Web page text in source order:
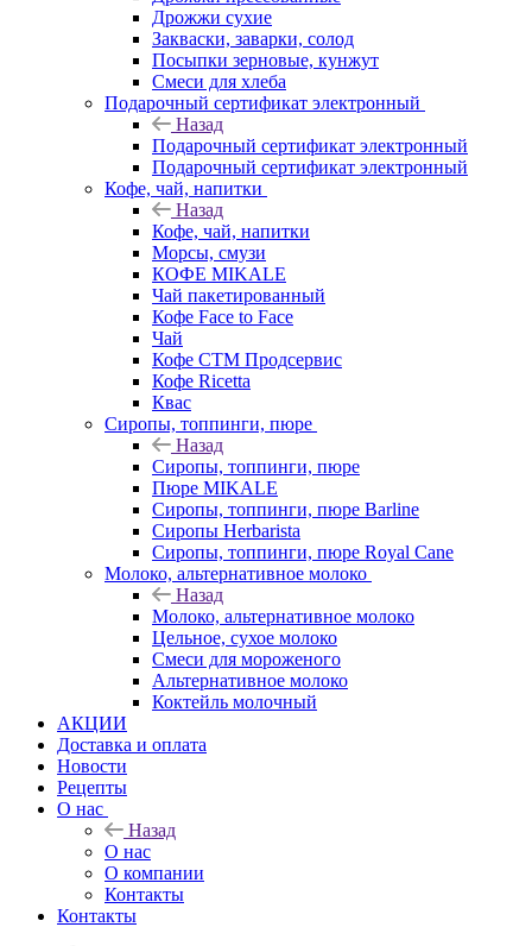
Дрожжи сухие
Закваски, заварки, солод
Посыпки зерновые, кунжут
Смеси для хлеба
Подарочный сертификат электронный
Назад
Подарочный сертификат электронный
Подарочный сертификат электронный
Кофе, чай, напитки
Назад
Кофе, чай, напитки
Морсы, смузи
КОФЕ MIKALE
Чай пакетированный
Кофе Face to Face
Чай
Кофе СТМ Продсервис
Кофе Ricetta
Квас
Сиропы, топпинги, пюре
Назад
Сиропы, топпинги, пюре
Пюре MIKALE
Сиропы, топпинги, пюре Barline
Сиропы Herbarista
Сиропы, топпинги, пюре Royal Cane
Молоко, альтернативное молоко
Назад
Молоко, альтернативное молоко
Цельное, сухое молоко
Смеси для мороженого
Альтернативное молоко
Коктейль молочный
АКЦИИ
Доставка и оплата
Новости
Рецепты
О нас
Назад
О нас
О компании
Контакты
Контакты